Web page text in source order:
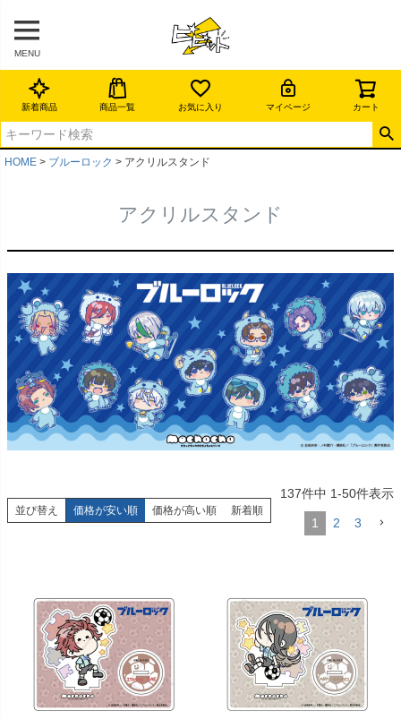
MENU
新着商品 商品一覧 お気に入り マイページ カート
HOME ブルーロック アクリルスタンド
アクリルスタンド
並び替え 価格が安い順 価格が高い順 新着順
137件中 1-50件表示
1 2 3